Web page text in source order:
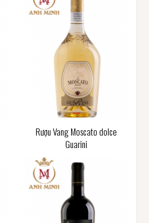
Rượu Vang Moscato dolce
Guarini